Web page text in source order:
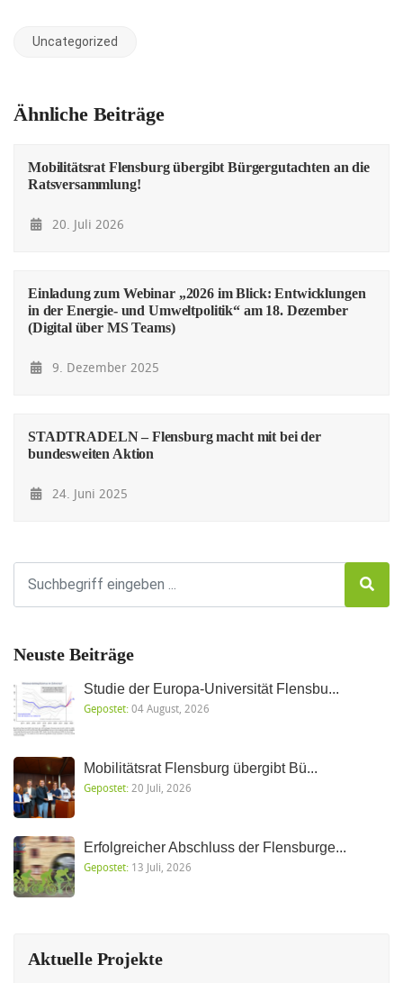
Uncategorized
Ähnliche Beiträge
Mobilitätsrat Flensburg übergibt Bürgergutachten an die
Ratsversammlung!
20. Juli 2026
Einladung zum Webinar „2026 im Blick: Entwicklungen
in der Energie- und Umweltpolitik“ am 18. Dezember
(Digital über MS Teams)
9. Dezember 2025
STADTRADELN – Flensburg macht mit bei der
bundesweiten Aktion
24. Juni 2025
Neuste Beiträge
Studie der Europa-Universität Flensbu...
Gepostet:04 August, 2026
Mobilitätsrat Flensburg übergibt Bü...
Gepostet: 20 Juli, 2026
Erfolgreicher Abschluss der Flensburge...
Gepostet: 13 Juli, 2026
Aktuelle Projekte